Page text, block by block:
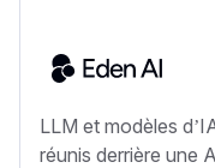
LLM et modèles
réunis derrière une